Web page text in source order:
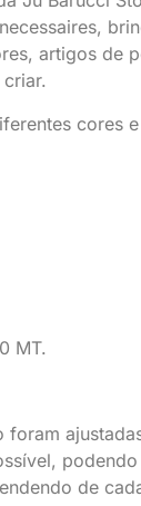
artigos de
cores
MT.
podendo
de